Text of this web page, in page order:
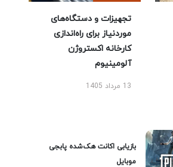
تجهیزات و دستگاه‌های
موردنیاز برای راه‌اندازی
کارخانه اکستروژن
آلومینیوم
13 مرداد 1405
بازیابی اکانت هک‌شده پابجی
موبایل